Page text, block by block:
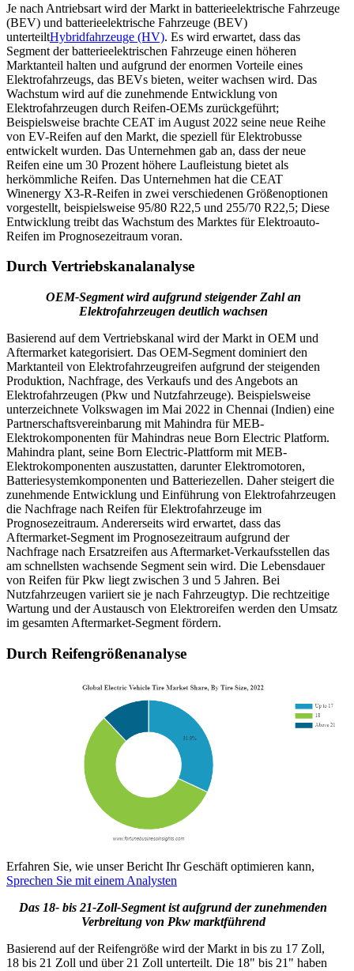
Je nach Antriebsart wird der Markt in batterieelektrische Fahrzeuge
(BEV) und batterieelektrische Fahrzeuge (BEV)
unterteiltHybridfahrzeuge (HV). Es wird erwartet, dass das
Segment der batterieelektrischen Fahrzeuge einen höheren
Marktanteil halten und aufgrund der enormen Vorteile eines
Elektrofahrzeugs, das BEVs bieten, weiter wachsen wird. Das
Wachstum wird auf die zunehmende Entwicklung von
Elektrofahrzeugen durch Reifen-OEMs zurückgeführt;
Beispielsweise brachte CEAT im August 2022 seine neue Reihe
von EV-Reifen auf den Markt, die speziell für Elektrobusse
entwickelt wurden. Das Unternehmen gab an, dass der neue
Reifen eine um 30 Prozent höhere Laufleistung bietet als
herkömmliche Reifen. Das Unternehmen hat die CEAT
Winenergy X3-R-Reifen in zwei verschiedenen Größenoptionen
vorgestellt, beispielsweise 95/80 R22,5 und 255/70 R22,5; Diese
Entwicklung treibt das Wachstum des Marktes für Elektroauto-
Reifen im Prognosezeitraum voran.
Durch Vertriebskanalanalyse
OEM-Segment wird aufgrund steigender Zahl an
Elektrofahrzeugen deutlich wachsen
Basierend auf dem Vertriebskanal wird der Markt in OEM und
Aftermarket kategorisiert. Das OEM-Segment dominiert den
Marktanteil von Elektrofahrzeugreifen aufgrund der steigenden
Produktion, Nachfrage, des Verkaufs und des Angebots an
Elektrofahrzeugen (Pkw und Nutzfahrzeuge). Beispielsweise
unterzeichnete Volkswagen im Mai 2022 in Chennai (Indien) eine
Partnerschaftsvereinbarung mit Mahindra für MEB-
Elektrokomponenten für Mahindras neue Born Electric Platform.
Mahindra plant, seine Born Electric-Plattform mit MEB-
Elektrokomponenten auszustatten, darunter Elektromotoren,
Batteriesystemkomponenten und Batteriezellen. Daher steigert die
zunehmende Entwicklung und Einführung von Elektrofahrzeugen
die Nachfrage nach Reifen für Elektrofahrzeuge im
Prognosezeitraum. Andererseits wird erwartet, dass das
Aftermarket-Segment im Prognosezeitraum aufgrund der
Nachfrage nach Ersatzreifen aus Aftermarket-Verkaufsstellen das
am schnellsten wachsende Segment sein wird. Die Lebensdauer
von Reifen für Pkw liegt zwischen 3 und 5 Jahren. Bei
Nutzfahrzeugen variiert sie je nach Fahrzeugtyp. Die rechtzeitige
Wartung und der Austausch von Elektroreifen werden den Umsatz
im gesamten Aftermarket-Segment fördern.
Durch Reifengrößenanalyse
Erfahren Sie, wie unser Bericht Ihr Geschäft optimieren kann,
Sprechen Sie mit einem Analysten
Das 18- bis 21-Zoll-Segment ist aufgrund der zunehmenden
Verbreitung von Pkw marktführend
Basierend auf der Reifengröße wird der Markt in bis zu 17 Zoll,
18 bis 21 Zoll und über 21 Zoll unterteilt. Die 18" bis 21" haben